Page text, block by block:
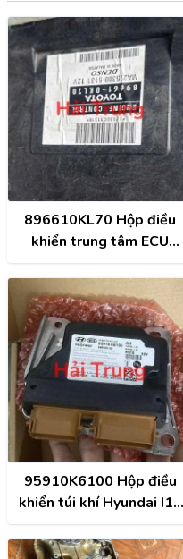
896610KL70 Hộp điều
khiển trung tâm ECU
95910K6100 Hộp điều
khiển túi khí Hyundai I10